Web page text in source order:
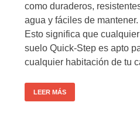
como duraderos,
agua y fáciles de mantener.
Esto significa que cualquier
suelo Quick-Step es apto
cualquier habitación de tu
LEER MÁS